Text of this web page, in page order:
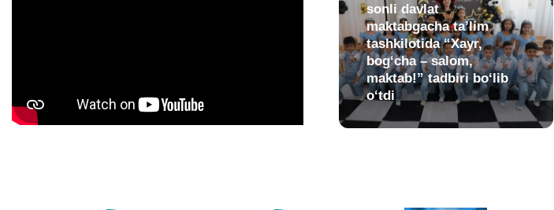
sonli davlat
maktabgacha ta’lim
tashkilotida “Xayr,
bog‘cha – salom,
maktab!” tadbiri bo‘lib
o‘tdi